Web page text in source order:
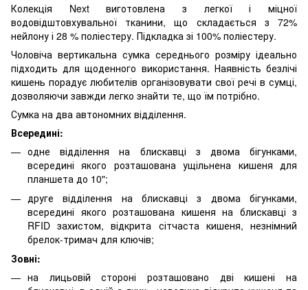
Колекція Next виготовлена з легкої і міцної
водовідштовхувальної тканини, що складається з 72%
нейлону і 28 % поліестеру. Підкладка зі 100% поліестеру.
Чоловіча вертикальна сумка середнього розміру ідеально
підходить для щоденного використання. Наявність безлічі
кишень порадує любителів організовувати свої речі в сумці,
дозволяючи завжди легко знайти те, що їм потрібно.
Сумка на два автономних відділення.
Всередині:
одне відділення на блискавці з двома бігунками,
всередині якого розташована ущільнена кишеня для
планшета до 10";
друге відділення на блискавці з двома бігунками,
всередині якого розташована кишеня на блискавці з
RFID захистом, відкрита сітчаста кишеня, незнімний
брелок-тримач для ключів;
Зовні:
на лицьовій стороні розташовано дві кишені на